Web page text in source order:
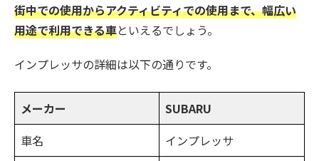
街中での使用からアクティビティでの使用まで、幅広い
用途で利用できる車といえるでしょう。
インプレッサの詳細は以下の通りです。
メーカー
SUBARU
車名
インプレッサ